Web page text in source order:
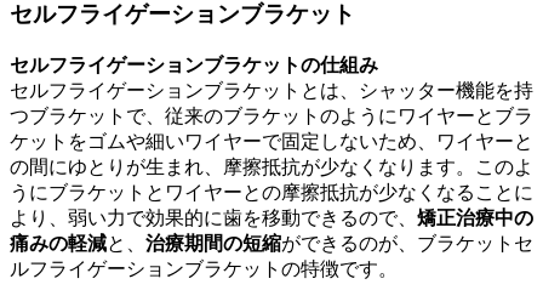
セルフライゲーションブラケット
セルフライゲーションブラケットの仕組み
セルフライゲーションブラケットとは、シャッター機能を持
つブラケットで、従来のブラケットのようにワイヤーとブラ
ケットをゴムや細いワイヤーで固定しないため、ワイヤーと
の間にゆとりが生まれ、摩擦抵抗が少なくなります。このよ
うにブラケットとワイヤーとの摩擦抵抗が少なくなることに
より、弱い力で効果的に歯を移動できるので、 矯正治療中の
痛みの軽減と、 治療期間の短縮ができるのが、ブラケットセ
ルフライゲーションブラケットの特徴です。